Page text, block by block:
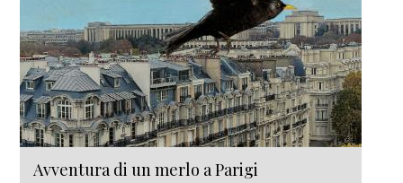
Avventura di un merlo a Parigi